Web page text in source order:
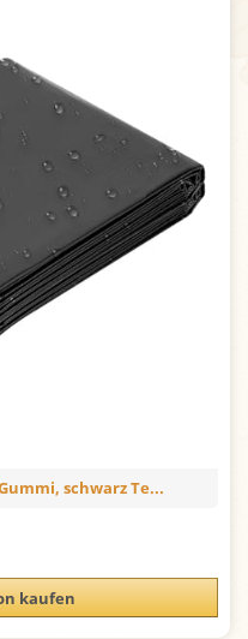
schwarz Te...
kaufen